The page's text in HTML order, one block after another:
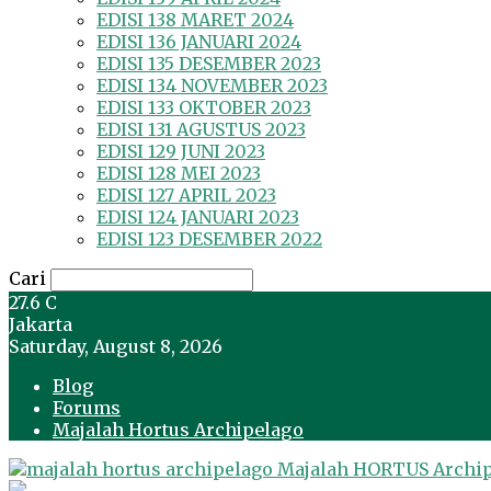
EDISI 138 MARET 2024
EDISI 136 JANUARI 2024
EDISI 135 DESEMBER 2023
EDISI 134 NOVEMBER 2023
EDISI 133 OKTOBER 2023
EDISI 131 AGUSTUS 2023
EDISI 129 JUNI 2023
EDISI 128 MEI 2023
EDISI 127 APRIL 2023
EDISI 124 JANUARI 2023
EDISI 123 DESEMBER 2022
Cari
27.6 C
Jakarta
Saturday, August 8, 2026
Blog
Forums
Majalah Hortus Archipelago
Majalah HORTUS